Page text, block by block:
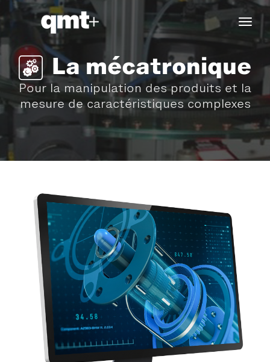
La mécatronique
Pour la manipulation des produits et la
mesure de caractéristiques complexes